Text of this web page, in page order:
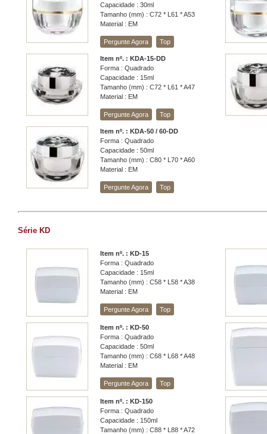
Capacidade : 30ml
Tamanho (mm) : C72 * L61 * A53
Material : EM
Pergunte Agora Top
Item nº. : KDA-15-DD
Forma : Quadrado
Capacidade : 15ml
Tamanho (mm) : C72 * L61 * A47
Material : EM
Pergunte Agora Top
Item nº. : KDA-50 / 60-DD
Forma : Quadrado
Capacidade : 50ml
Tamanho (mm) : C80 * L70 * A60
Material : EM
Pergunte Agora Top
Série KD
Item nº. : KD-15
Forma : Quadrado
Capacidade : 15ml
Tamanho (mm) : C58 * L58 * A38
Material : EM
Pergunte Agora Top
Item nº. : KD-50
Forma : Quadrado
Capacidade : 50ml
Tamanho (mm) : C68 * L68 * A48
Material : EM
Pergunte Agora Top
Item nº. : KD-150
Forma : Quadrado
Capacidade : 150ml
Tamanho (mm) : C88 * L88 * A72